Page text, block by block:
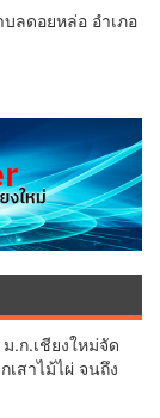
ลดอยหล่อ อำเภอ
.ก.เชียงใหม่จัด
เสาไม้ไผ่ จนถึง